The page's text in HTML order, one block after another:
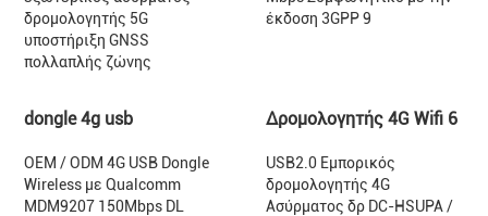
δρομολογητής 5G
υποστήριξη GNSS
πολλαπλής ζώνης
έκδοση 3GPP 9
dongle 4g usb
OEM / ODM 4G USB Dongle
Wireless με Qualcomm
MDM9207 150Mbps DL
Δρομολογητής 4G Wifi 6
USB2.0 Εμπορικός
δρομολογητής 4G
Ασύρματος δρ DC-HSUPA /